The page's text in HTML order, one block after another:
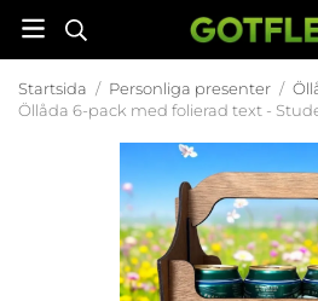
Startsida / Personliga presenter /
Öllåda 6-pack med folierad text -